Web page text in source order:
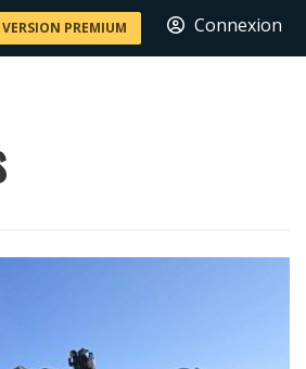
VERSION PREMIUM Connexion